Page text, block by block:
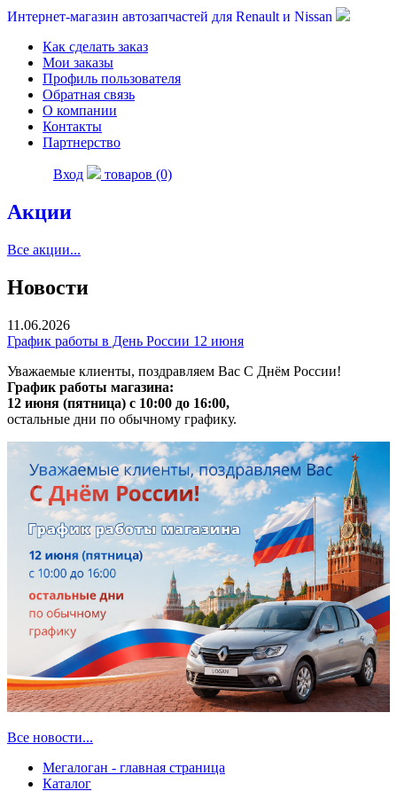
Интернет-магазин автозапчастей для Renault и Nissan
Как сделать заказ
Мои заказы
Профиль пользователя
Обратная связь
О компании
Контакты
Партнерство
Вход товаров (0)
Акции
Все акции...
Новости
11.06.2026
График работы в День России 12 июня
Уважаемые клиенты, поздравляем Вас С Днём России!
График работы магазина:
12 июня (пятница) с 10:00 до 16:00,
остальные дни по обычному графику.
Все новости...
Мегалоган - главная страница
Каталог